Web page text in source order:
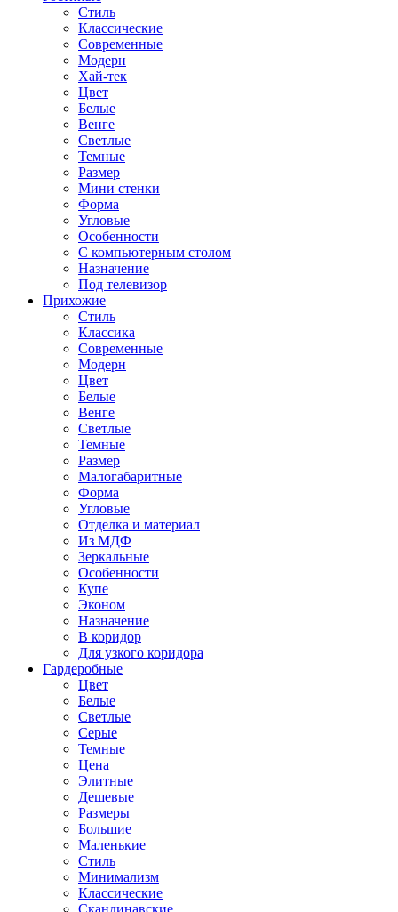
Стиль
Классические
Современные
Модерн
Хай-тек
Цвет
Белые
Венге
Светлые
Темные
Размер
Мини стенки
Форма
Угловые
Особенности
С компьютерным столом
Назначение
Под телевизор
Прихожие
Стиль
Классика
Современные
Модерн
Цвет
Белые
Венге
Светлые
Темные
Размер
Малогабаритные
Форма
Угловые
Отделка и материал
Из МДФ
Зеркальные
Особенности
Купе
Эконом
Назначение
В коридор
Для узкого коридора
Гардеробные
Цвет
Белые
Светлые
Серые
Темные
Цена
Элитные
Дешевые
Размеры
Большие
Маленькие
Стиль
Минимализм
Классические
Скандинавские